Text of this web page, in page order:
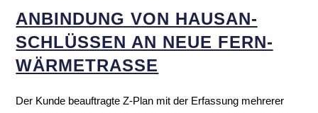
ANBIN­DUNG VON HAUS­AN­
SCHLÜSSEN AN NEUE FERN­
WÄR­ME­TRASSE
Der Kunde beauftragte Z-Plan mit der Erfassung mehrerer